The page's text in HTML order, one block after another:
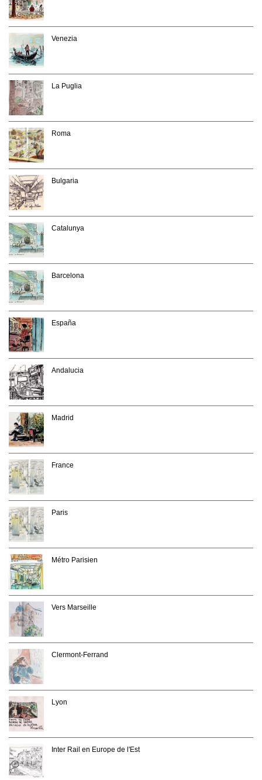
Venezia
La Puglia
Roma
Bulgaria
Catalunya
Barcelona
España
Andalucia
Madrid
France
Paris
Métro Parisien
Vers Marseille
Clermont-Ferrand
Lyon
Inter Rail en Europe de l'Est